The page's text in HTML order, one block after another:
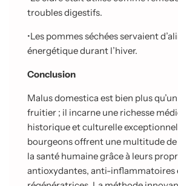
troubles digestifs.
•Les pommes séchées servaient
énergétique durant l’hiver.
Conclusion
Malus domestica est bien plus
fruitier ; il incarne une richesse
historique et culturelle
bourgeons offrent une multitude
la santé humaine grâce à leurs
antioxydantes, anti-inflammatoires